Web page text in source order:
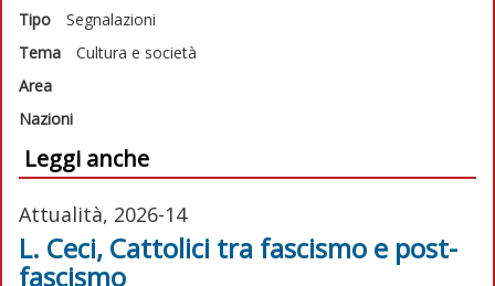
Tipo
Segnalazioni
Tema
Cultura e società
Area
Nazioni
Leggi anche
Attualità, 2026-14
L. Ceci, Cattolici tra fascismo e post-
fascismo